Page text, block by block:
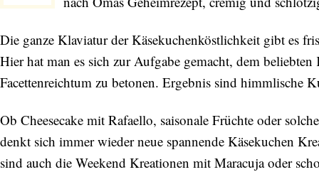
Die ganze Klaviatur der Käsekuchenköstlichkeit gibt es
Hier hat man es sich zur Aufgabe gemacht, dem
Facettenreichtum zu betonen. Ergebnis sind himmlische
Ob Cheesecake mit Rafaello, saisonale Früchte oder
denkt sich immer wieder neue spannende Käsekuchen
sind auch die Weekend Kreationen mit Maracuja oder